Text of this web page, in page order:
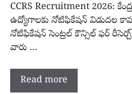
CCRS Recruitment 2026:
ఉద్యోగాలకు నోటిఫికేషన్ విడుదల
నోటిఫికేషన్ సెంట్రల్ కౌన్సిల్ ఫర్
వారు …
Read more